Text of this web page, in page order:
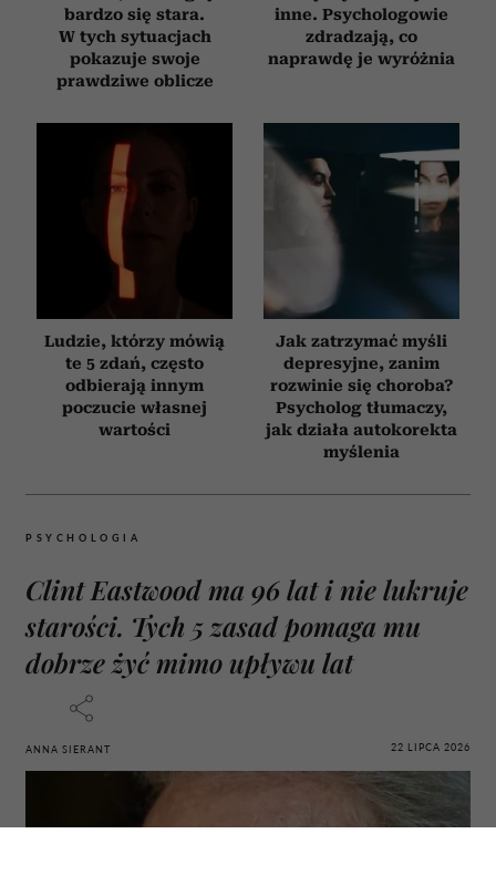
bardzo się stara.
W tych sytuacjach
pokazuje swoje
prawdziwe oblicze
inne. Psychologowie
zdradzają, co
naprawdę je wyróżnia
Ludzie, którzy mówią
te 5 zdań, często
odbierają innym
poczucie własnej
wartości
Jak zatrzymać myśli
depresyjne, zanim
rozwinie się choroba?
Psycholog tłumaczy,
jak działa autokorekta
myślenia
PSYCHOLOGIA
Clint Eastwood ma 96 lat i nie lukruje
starości. Tych 5 zasad pomaga mu
dobrze żyć mimo upływu lat
ANNA SIERANT 22 LIPCA 2026